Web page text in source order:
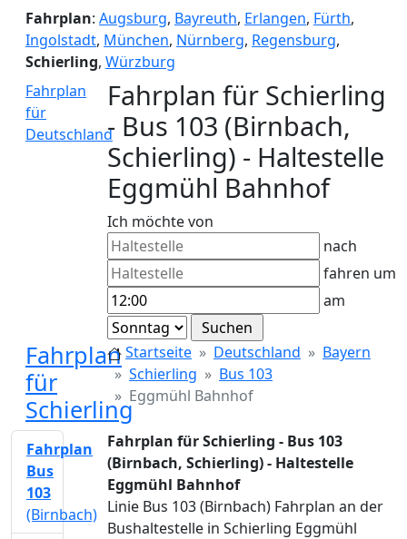
Fahrplan: Augsburg, Bayreuth, Erlangen, Fürth,
Ingolstadt, München, Nürnberg, Regensburg,
Schierling, Würzburg
Fahrplan
für
Deutschland
Fahrplan für Schierling
- Bus 103 (Birnbach,
Schierling) - Haltestelle
Eggmühl Bahnhof
Ich möchte von
nach
fahren um
am
Fahrplan
für
Schierling
Startseite Deutschland
Bayern
Schierling
Bus 103
Eggmühl Bahnhof
Fahrplan für Schierling - Bus 103
(Birnbach, Schierling) - Haltestelle
Eggmühl Bahnhof
Linie Bus 103 (Birnbach) Fahrplan an der
Bushaltestelle in Schierling Eggmühl
Fahrplan
Bus
103
(Birnbach)